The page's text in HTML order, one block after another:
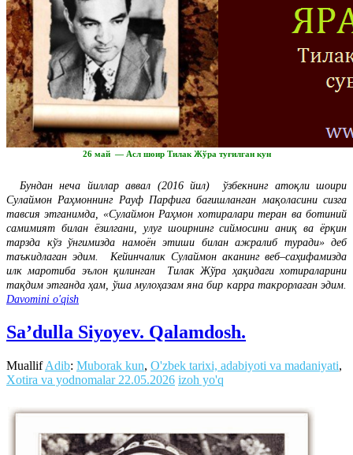
26 май — Асл шоир Тилак Жўра туғилган кун
Бундан неча йиллар аввал (2016 йил) ўзбекнинг атоқли шоири
Сулаймон Раҳмоннинг Рауф Парфига бағишланган мақоласини сизга
тавсия этганимда, «Сулаймон Раҳмон хотиралари теран ва ботиний
самимият билан ёзилгани, улуғ шоирнинг сиймосини аниқ ва ёрқин
тарзда кўз ўнгимизда намоён этиши билан ажралиб туради» деб
таъкидлаган эдим. Кейинчалик Сулаймон аканинг веб–саҳифамизда
илк маротиба эълон қилинган Тилак Жўра ҳақидаги хотираларини
тақдим этганда ҳам, ўша мулоҳазам яна бир карра такрорлаган эдим.
Davomini o'qish
Sa’dulla Siyoyev. Qalamdosh.
MuallifAdib: Muborak kun, O'zbek tarixi, adabiyoti va madaniyati,
Xotira va yodnomalar 22.05.2026 izoh yo'q